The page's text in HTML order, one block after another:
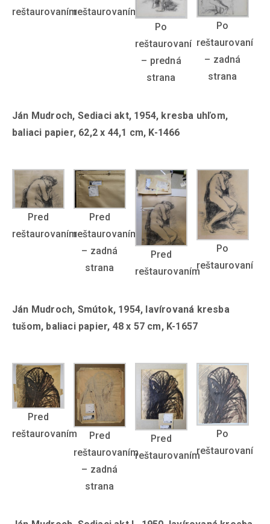
reštaurovanímreštaurovaním
Po
reštaurovaní
– predná
strana
Po
reštaurovaní
– zadná
strana
Ján Mudroch, Sediaci akt, 1954, kresba uhľom,
baliaci papier, 62,2 x 44,1 cm, K-1466
Pred
reštaurovaním
Pred
reštaurovaním
– zadná
strana
Pred
reštaurovaním
Po
reštaurovaní
Ján Mudroch, Smútok, 1954, lavírovaná kresba
tušom, baliaci papier, 48 x 57 cm, K-1657
Pred
reštaurovaním
Pred
reštaurovaním
– zadná
strana
Pred
reštaurovaním
Po
reštaurovaní